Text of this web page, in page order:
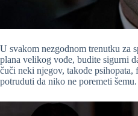
U svakom nezgodnom trenutku za
plana velikog vođe, budite sigurni
čuči neki njegov, takođe psihopata,
potruduti da niko ne poremeti šemu.